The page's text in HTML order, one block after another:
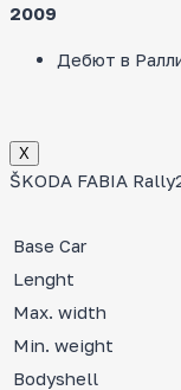
2009
Дебют в
Х
ŠKODA FABIA
Base Car
Lenght
Max. width
Min. weight
Bodyshell